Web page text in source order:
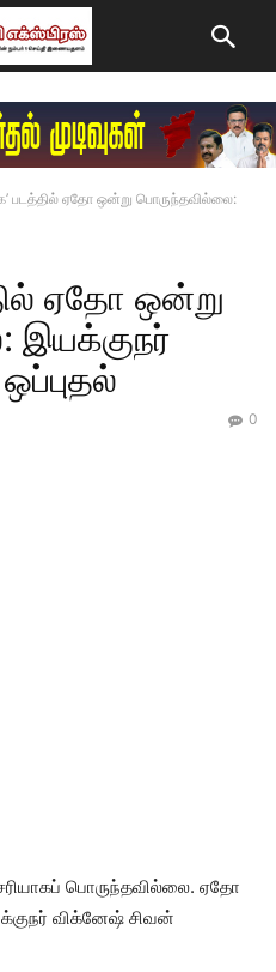
படத்தில் ஏதோ ஒன்று பொருந்தவில்லை:
ஏதோ ஒன்று
இயக்குநர்
0
பொருந்தவில்லை. ஏதோ
விக்னேஷ் சிவன்